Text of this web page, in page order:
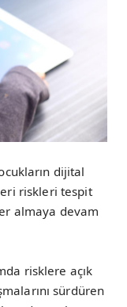
dijital
riskleri tespit
almaya devam
risklere açık
sürdüren